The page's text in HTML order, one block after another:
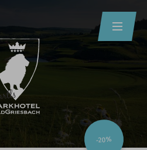
-20%